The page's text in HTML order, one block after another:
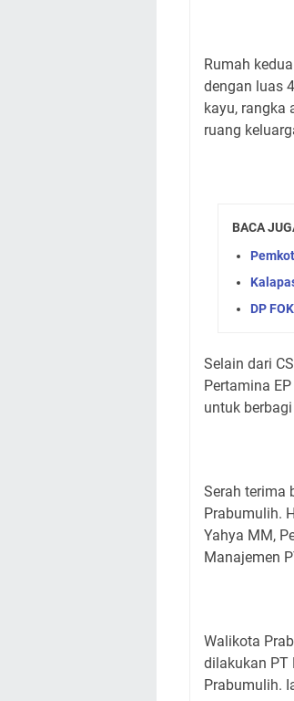
Rumah
dengan luas
kayu, rangka
ruang
BACA
DP
Selain dari
Pertamina
untuk
Serah terima
Prabumulih.
Yahya MM,
Manajemen
Walikota
dilakukan PT
Prabumulih.